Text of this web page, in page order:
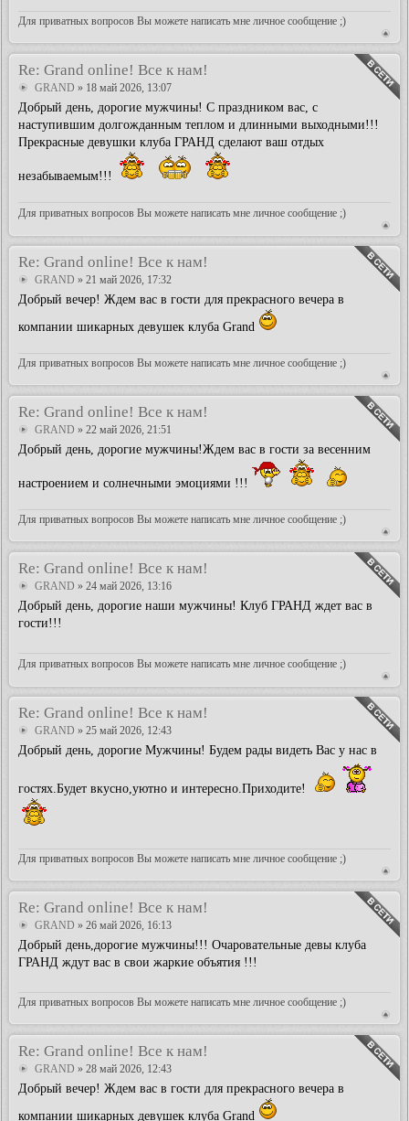
Для приватных вопросов Вы можете написать мне личное сообщение ;)
Re: Grand online! Все к нам!
GRAND » 18 май 2026, 13:07
Добрый день, дорогие мужчины! С праздником вас, с
наступившим долгожданным теплом и длинными выходными!!!
Прекрасные девушки клуба ГРАНД сделают ваш отдых
незабываемым!!!
Для приватных вопросов Вы можете написать мне личное сообщение ;)
Re: Grand online! Все к нам!
GRAND » 21 май 2026, 17:32
Добрый вечер! Ждем вас в гости для прекрасного вечера в
компании шикарных девушек клуба Grand
Для приватных вопросов Вы можете написать мне личное сообщение ;)
Re: Grand online! Все к нам!
GRAND » 22 май 2026, 21:51
Добрый день, дорогие мужчины!Ждем вас в гости за весенним
настроением и солнечными эмоциями !!!
Для приватных вопросов Вы можете написать мне личное сообщение ;)
Re: Grand online! Все к нам!
GRAND » 24 май 2026, 13:16
Добрый день, дорогие наши мужчины! Клуб ГРАНД ждет вас в
гости!!!
Для приватных вопросов Вы можете написать мне личное сообщение ;)
Re: Grand online! Все к нам!
GRAND » 25 май 2026, 12:43
Добрый день, дорогие Мужчины! Будем рады видеть Вас у нас в
гостях.Будет вкусно,уютно и интересно.Приходите!
Для приватных вопросов Вы можете написать мне личное сообщение ;)
Re: Grand online! Все к нам!
GRAND » 26 май 2026, 16:13
Добрый день,дорогие мужчины!!! Очаровательные девы клуба
ГРАНД ждут вас в свои жаркие объятия !!!
Для приватных вопросов Вы можете написать мне личное сообщение ;)
Re: Grand online! Все к нам!
GRAND » 28 май 2026, 12:43
Добрый вечер! Ждем вас в гости для прекрасного вечера в
компании шикарных девушек клуба Grand